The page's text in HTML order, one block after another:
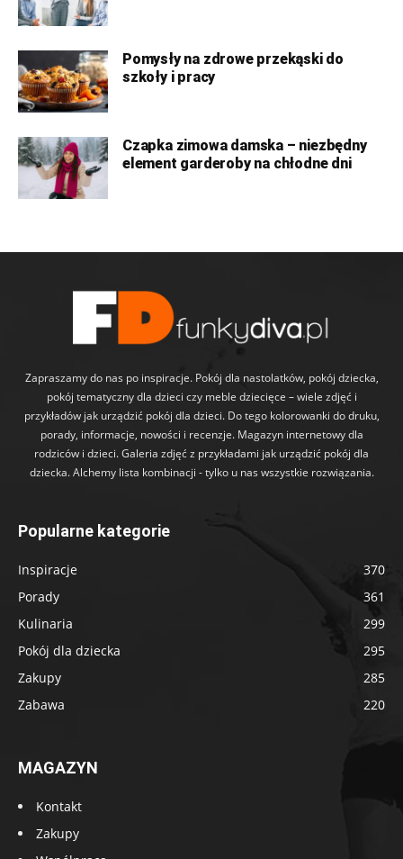
Pomysły na zdrowe przekąski do
szkoły i pracy
Czapka zimowa damska – niezbędny
element garderoby na chłodne dni
Zapraszamy do nas po inspiracje. Pokój dla nastolatków, pokój dziecka,
pokój tematyczny dla dzieci czy meble dziecięce – wiele zdjęć i
przykładów jak urządzić pokój dla dzieci. Do tego kolorowanki do druku,
porady, informacje, nowości i recenzje. Magazyn internetowy dla
rodziców i dzieci. Galeria zdjęć z przykładami jak urządzić pokój dla
dziecka. Alchemy lista kombinacji - tylko u nas wszystkie rozwiązania.
Popularne kategorie
Inspiracje
370
Porady
361
Kulinaria
299
Pokój dla dziecka
295
Zakupy
285
Zabawa
220
MAGAZYN
Kontakt
Zakupy